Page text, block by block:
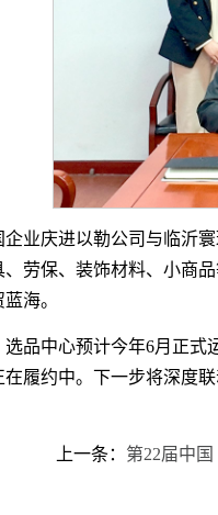
企业庆进以勒公司与临沂
劳保、装饰材料、小商
海。
品中心预计今年6月正
履约中。下一步将深度
上一条： 第22届中